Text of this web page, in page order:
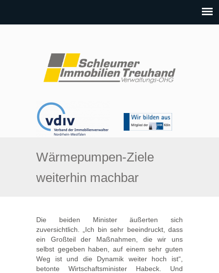
Wärmepumpen-Ziele
weiterhin machbar
Die beiden Minister äußerten sich
zuversichtlich. „Ich bin sehr beeindruckt, dass
ein Großteil der Maßnahmen, die wir uns
selbst gegeben haben, auf einem sehr guten
Weg ist und die Dynamik weiter hoch ist“,
betonte Wirtschaftsminister Habeck. Und